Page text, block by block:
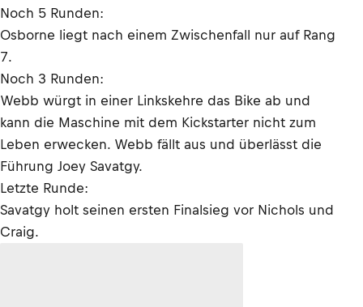
Noch 5 Runden:
Osborne liegt nach einem Zwischenfall nur auf Rang
7.
Noch 3 Runden:
Webb würgt in einer Linkskehre das Bike ab und
kann die Maschine mit dem Kickstarter nicht zum
Leben erwecken. Webb fällt aus und überlässt die
Führung Joey Savatgy.
Letzte Runde:
Savatgy holt seinen ersten Finalsieg vor Nichols und
Craig.